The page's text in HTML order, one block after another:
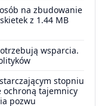
na zbudowanie
z 1.44 MB
wsparcia.
stopniu
ochroną tajemnicy
pozwu